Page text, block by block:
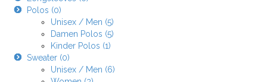
Polos (0)
Unisex / Men (5)
Damen Polos (5)
Kinder Polos (1)
Sweater (0)
Unisex / Men (6)